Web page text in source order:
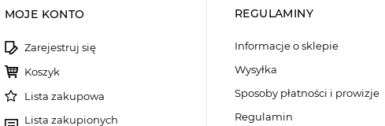
MOJE KONTO
Zarejestruj się
Koszyk
Lista zakupowa
Lista zakupionych
REGULAMINY
Informacje o sklepie
Wysyłka
Sposoby płatności i prowizje
Regulamin